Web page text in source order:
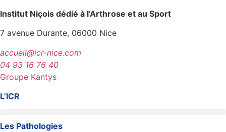
Institut Niçois dédié à l’Arthrose et au Sport
7 avenue Durante, 06000 Nice
accueil@icr-nice.com
04 93 16 76 40
Groupe Kantys
L’ICR
Les Pathologies